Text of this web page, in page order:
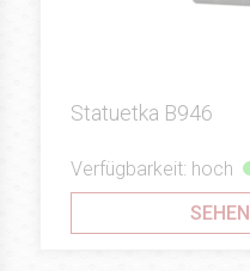
Statuetka B946
Verfügbarkeit: hoch
SEHEN